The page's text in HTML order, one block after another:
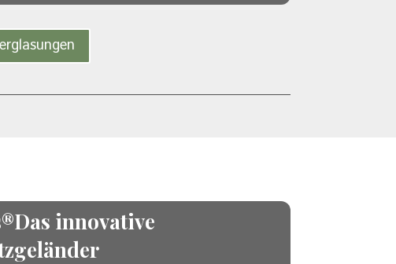
innovative